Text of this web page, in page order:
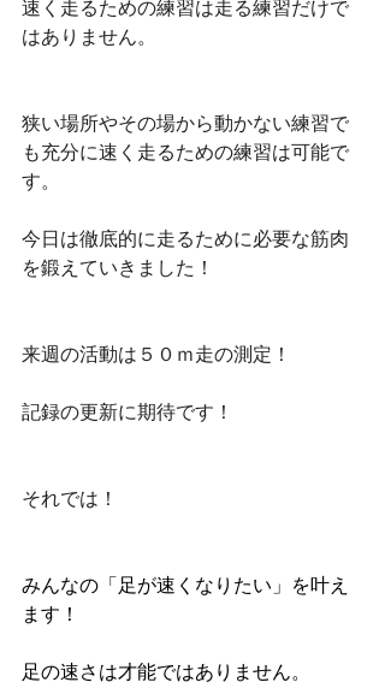
速く走るための練習は走る練習だけで
はありません。
狭い場所やその場から動かない練習で
も充分に速く走るための練習は可能で
す。
今日は徹底的に走るために必要な筋肉
を鍛えていきました！
来週の活動は５０ｍ走の測定！
記録の更新に期待です！
それでは！
みんなの「足が速くなりたい」を叶え
ます！
足の速さは才能ではありません。